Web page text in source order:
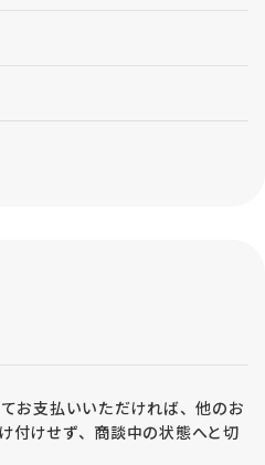
お支払いいただければ、他のお
付けせず、商談中の状態へと切